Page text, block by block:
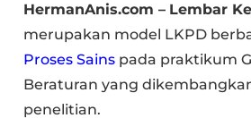
HermanAnis.com – Lembar
merupakan model LKPD
Proses Sains pada praktikum
Beraturan yang
penelitian.